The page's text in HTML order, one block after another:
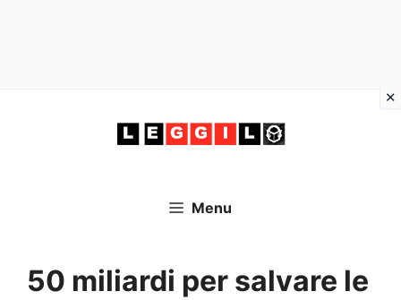
Menu
50 miliardi per salvare le